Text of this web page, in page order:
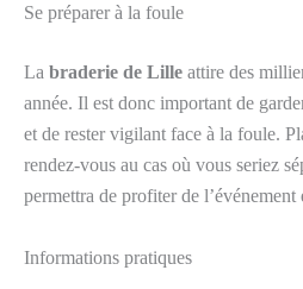
Se préparer à la foule
La braderie de Lille attire des
année. Il est donc important de
et de rester vigilant face à la foule.
rendez-vous au cas où vous seriez
permettra de profiter de l’événement
Informations pratiques